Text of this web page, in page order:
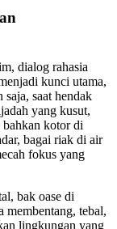
dialog rahasia
kunci utama,
saat hendak
yang kusut,
bahkan kotor di
bagai riak di air
fokus yang
bak oase di
membentang, tebal,
lingkungan yang